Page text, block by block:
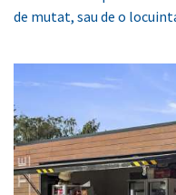
de mutat, sau de o